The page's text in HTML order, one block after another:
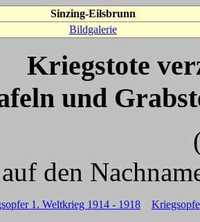
Sinzing-Eilsbrunn
Bildgalerie
Kriegstote
und
weitere
den
1. Weltkrieg 1914 - 1918